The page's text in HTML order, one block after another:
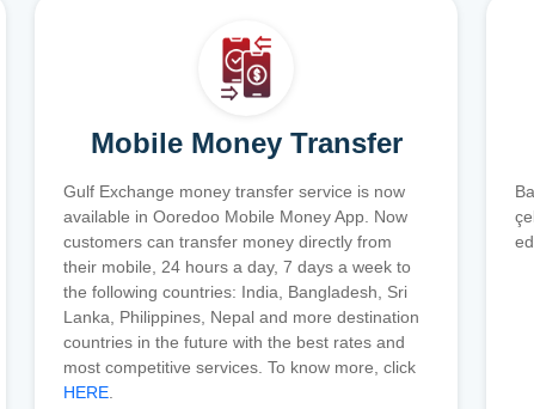
Mobile Money Transfer
Gulf Exchange money transfer service is now
available in Ooredoo Mobile Money App. Now
customers can transfer money directly from
their mobile, 24 hours a day, 7 days a week to
the following countries: India, Bangladesh, Sri
Lanka, Philippines, Nepal and more destination
countries in the future with the best rates and
most competitive services. To know more, click
HERE.